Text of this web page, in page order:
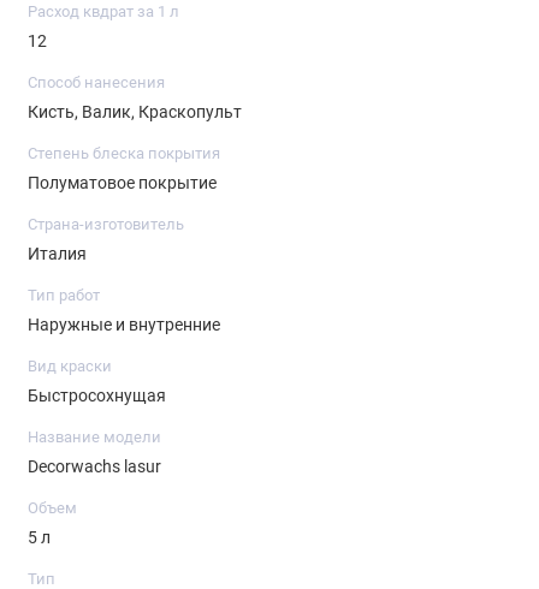
Расход квдрат за 1 л
12
Способ нанесения
Кисть, Валик, Краскопульт
Степень блеска покрытия
Полуматовое покрытие
Страна-изготовитель
Италия
Тип работ
Наружные и внутренние
Вид краски
Быстросохнущая
Название модели
Decorwachs lasur
Объем
5 л
Тип